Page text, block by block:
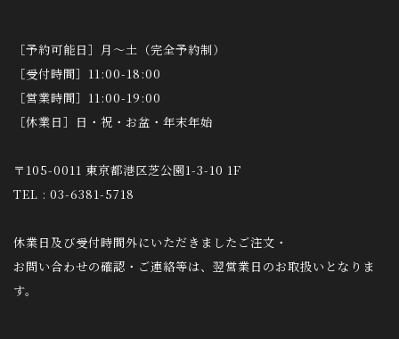
［予約可能日］月～土（完全予約制）
［受付時間］11:00-18:00
［営業時間］11:00-19:00
［休業日］日・祝・お盆・年末年始
〒105-0011 東京都港区芝公園1-3-10 1F
TEL : 03-6381-5718
休業日及び受付時間外にいただきましたご注文・
お問い合わせの確認・ご連絡等は、翌営業日のお取扱いとなりま
す。